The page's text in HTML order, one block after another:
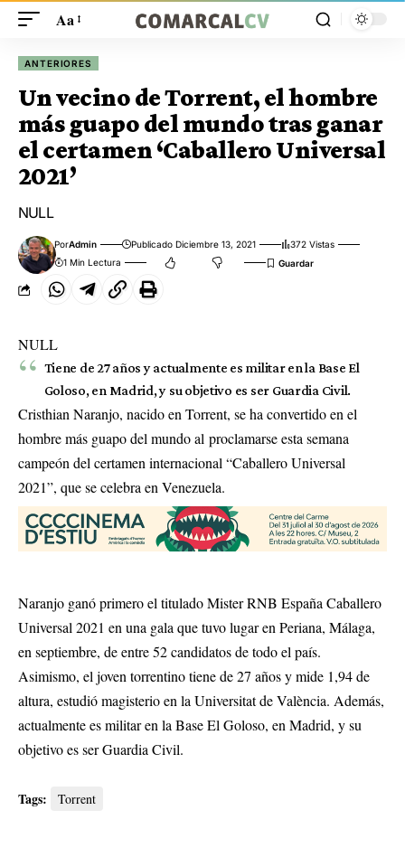
Aa
ANTERIORES
Un vecino de Torrent, el hombre
más guapo del mundo tras ganar
el certamen ‘Caballero Universal
2021’
NULL
PorAdmin Publicado Diciembre 13, 2021
372 Vistas
1 Min Lectura
NULL
Tiene de 27 años y actualmente es militar en la Base El
Goloso, en Madrid, y su objetivo es ser Guardia Civil.
Cristhian Naranjo, nacido en Torrent, se ha convertido en el
hombre más guapo del mundo al proclamarse esta semana
campeón del certamen internacional “Caballero Universal
2021”, que se celebra en Venezuela.
Naranjo ganó primero el titulado Mister RNB España Caballero
Universal 2021 en una gala que tuvo lugar en Periana, Málaga,
en septiembre, de entre 52 candidatos de todo el país.
Asimismo, el joven torrentino tiene de 27 años y mide 1,94 de
altura, estudió magisterio en la Universitat de València. Además,
actualmente es militar en la Base El Goloso, en Madrid, y su
objetivo es ser Guardia Civil.
Tags: Torrent